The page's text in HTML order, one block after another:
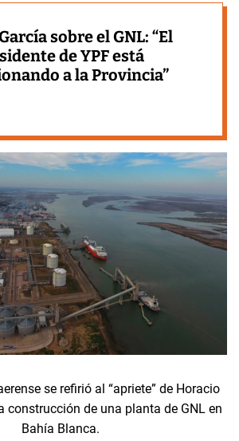
sobre el GNL: “El
de YPF está
a la Provincia”
se refirió al “apriete” de Horacio
construcción de una planta de GNL en
Bahía Blanca.